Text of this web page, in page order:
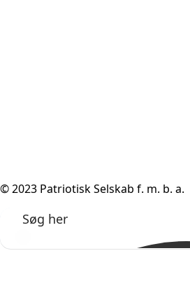
© 2023 Patriotisk Selskab f. m. b. a.